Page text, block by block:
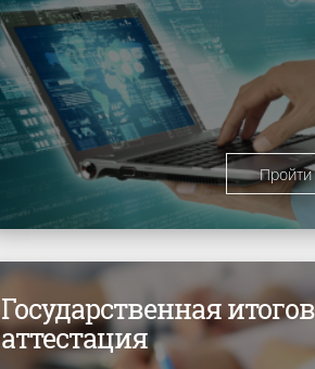
Пройти
Государственная
аттестация